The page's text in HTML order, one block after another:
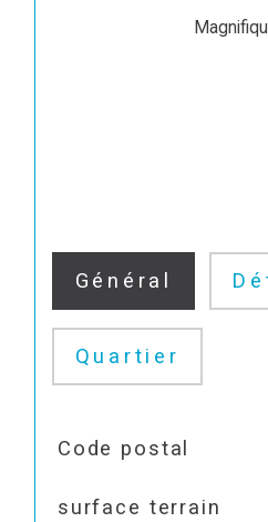
Général
Quartier
Code postal
surface terrain